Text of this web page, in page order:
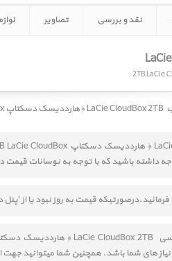
نقد و بررسی تصاویر
LaCie CloudBox 2TB ‎ ﴿ هارددیسک دسکتاپ 2TB LaCie CloudBox ﴾
داشته باشید که با توجه به نوسانات قیمت در
فرمائید.درصورتیکه قیمت به روز نبود یا از
های شما باشد. همچنین شما میتوانید جهت